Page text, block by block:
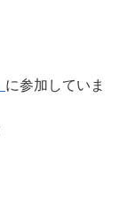
に参加していま